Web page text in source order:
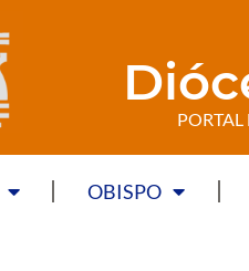
PORTAL
OBISPO